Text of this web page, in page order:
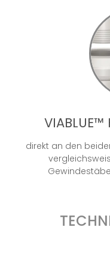
direkt an den